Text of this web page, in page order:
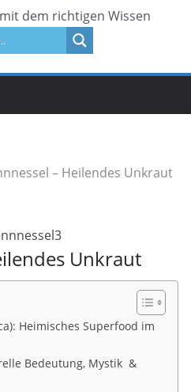
dem richtigen Wissen
– Heilendes Unkraut
Unkraut
Heimisches Superfood im
Bedeutung, Mystik &